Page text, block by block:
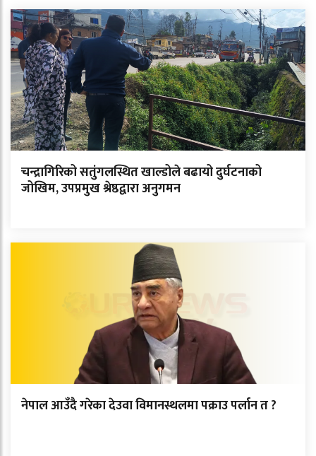
चन्द्रागिरिको सतुंगलस्थित खाल्डोले बढायो दुर्घटनाको
जोखिम, उपप्रमुख श्रेष्ठद्वारा अनुगमन
नेपाल आउँदै गरेका देउवा विमानस्थलमा पक्राउ पर्लान त ?